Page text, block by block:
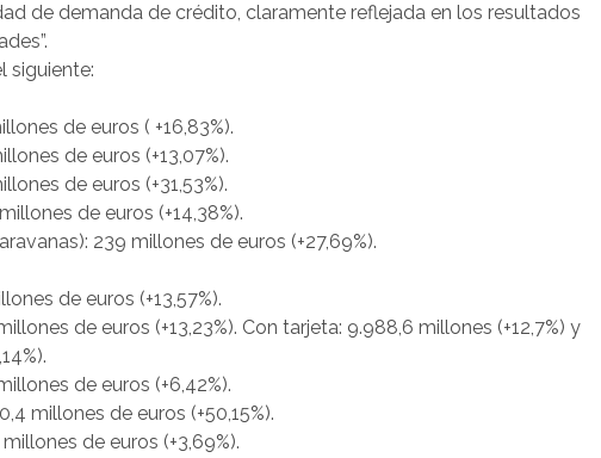
de demanda de crédito, claramente reflejada en los resultados
siguiente:
de euros ( +16,83%).
de euros (+13,07%).
de euros (+31,53%).
de euros (+14,38%).
239 millones de euros (+27,69%).
de euros (+13,57%).
de euros (+13,23%). Con tarjeta: 9.988,6 millones (+12,7%) y
de euros (+6,42%).
millones de euros (+50,15%).
de euros (+3,69%).